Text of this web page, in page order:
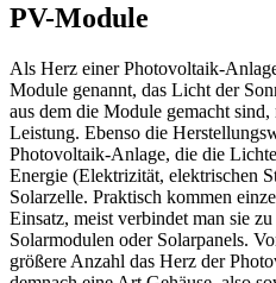
PV-Module
Als Herz einer Photovoltaik-
Module genannt, das Licht der
aus dem die Module gemacht
Leistung. Ebenso die
Photovoltaik-Anlage, die die
Energie (Elektrizität, elektrischen
Solarzelle. Praktisch kommen
Einsatz, meist verbindet man sie
Solarmodulen oder Solarpanels.
größere Anzahl das Herz der